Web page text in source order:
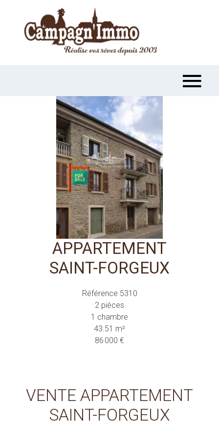
APPARTEMENT
SAINT-FORGEUX
Référence 5310
2 pièces
1 chambre
43.51 m²
86 000 €
VENTE APPARTEMENT
SAINT-FORGEUX